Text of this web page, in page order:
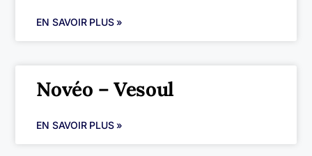
EN SAVOIR PLUS »
Novéo – Vesoul
EN SAVOIR PLUS »